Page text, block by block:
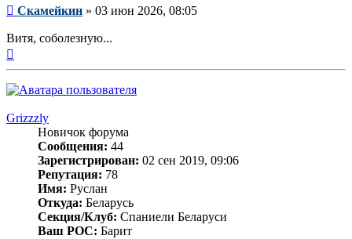
Сообщение
Скамейкин » 03 июн 2026, 08:05
Витя, соболезную...
Grizzzly
Новичок форума
Сообщения: 44
Зарегистрирован: 02 сен 2019, 09:06
Репутация: 78
Имя: Руслан
Откуда: Беларусь
Секция/Клуб: Спаниели Беларуси
Ваш РОС: Барит